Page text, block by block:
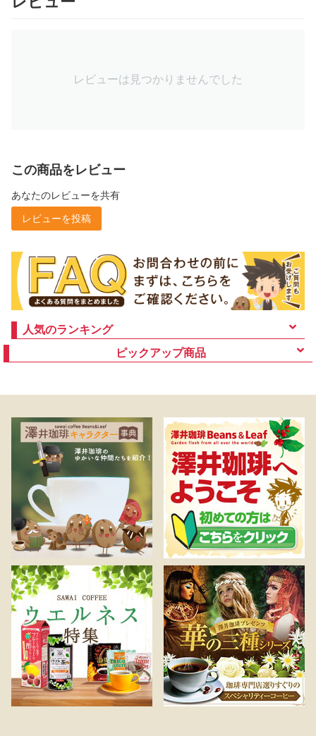
レビューは見つかりませんでした
この商品をレビュー
あなたのレビューを共有
レビューを投稿
人気のランキング
ピックアップ商品